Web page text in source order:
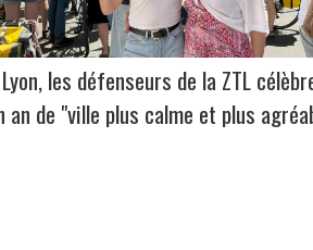
les défenseurs de la ZTL
an de "ville plus calme et plus